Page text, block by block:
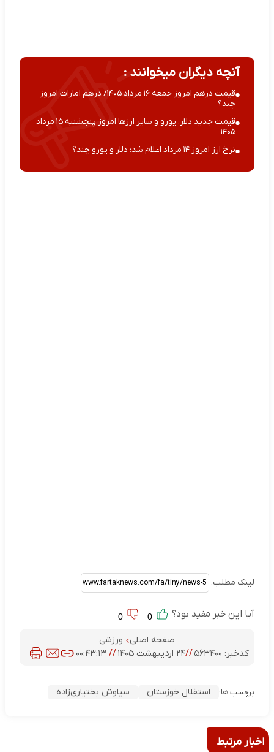
آنچه دیگران میخوانند :
قیمت درهم امروز جمعه ۱۶ مرداد ۱۴۰۵/ درهم امارات امروز
چند؟
قیمت جدید دلار، یورو و سایر ارزها امروز پنجشنبه ۱۵ مرداد
۱۴۰۵
نرخ ارز امروز ۱۴ مرداد اعلام شد؛ دلار و یورو چند؟
لینک مطلب:
آیا این خبر مفید بود؟
صفحه اصلی
ورزشی
کدخبر: ۵۶۳۴۰۰ //۲۴ اردیبهشت ۱۴۰۵ // ۰۰:۴۳:۱۳
برچسب ها: استقلال خوزستان سیاوش بختیاری‌زاده
اخبار مرتبط